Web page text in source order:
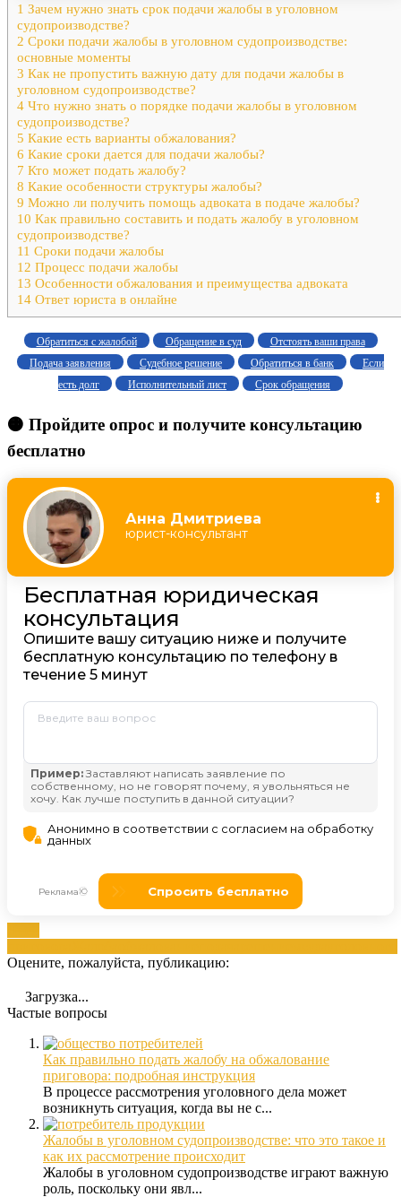
1 Зачем нужно знать срок подачи жалобы в уголовном
судопроизводстве?
2 Сроки подачи жалобы в уголовном судопроизводстве:
основные моменты
3 Как не пропустить важную дату для подачи жалобы в
уголовном судопроизводстве?
4 Что нужно знать о порядке подачи жалобы в уголовном
судопроизводстве?
5 Какие есть варианты обжалования?
6 Какие сроки дается для подачи жалобы?
7 Кто может подать жалобу?
8 Какие особенности структуры жалобы?
9 Можно ли получить помощь адвоката в подаче жалобы?
10 Как правильно составить и подать жалобу в уголовном
судопроизводстве?
11 Сроки подачи жалобы
12 Процесс подачи жалобы
13 Особенности обжалования и преимущества адвоката
14 Ответ юриста в онлайне
Обратиться с жалобой Обращение в суд
Отстоять ваши права
Подача заявления
Судебное решение Обратиться в банк
Если
есть долг
Исполнительный лист Срок обращения
🟠 Пройдите опрос и получите консультацию
бесплатно
Оцените, пожалуйста, публикацию:
Загрузка...
Частые вопросы
Как правильно подать жалобу на обжалование
приговора: подробная инструкция
В процессе рассмотрения уголовного дела может
возникнуть ситуация, когда вы не с...
Жалобы в уголовном судопроизводстве: что это такое и
как их рассмотрение происходит
Жалобы в уголовном судопроизводстве играют важную
роль, поскольку они явл...